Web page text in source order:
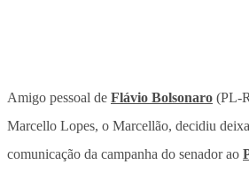
Amigo pessoal de Flávio Bolsonaro (PL-
Marcello Lopes, o Marcellão, decidiu
comunicação da campanha do senador ao